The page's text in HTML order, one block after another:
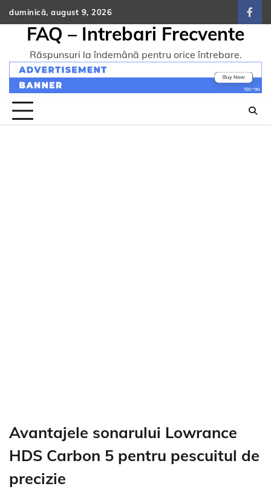
Skip
to
content
duminică, august 9, 2026
FAQ – Intrebari Frecvente
Răspunsuri la îndemână pentru orice întrebare.
Avantajele sonarului Lowrance
HDS Carbon 5 pentru pescuitul de
precizie